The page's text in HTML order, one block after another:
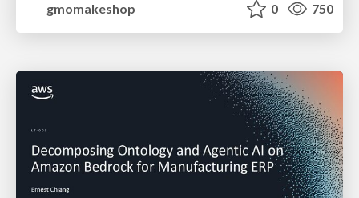
gmomakeshop
0 750